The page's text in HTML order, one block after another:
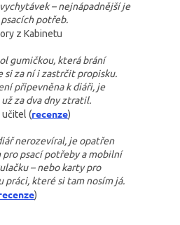
– nejnápadnější je
potřeb.
z Kabinetu
gumičkou, která brání
si za ní i zastrčit propisku.
připevněna k diáři, je
za dva dny ztratil.
učitel (recenze)
nerozevíral, je opatřen
pro psací potřeby a mobilní
– nebo karty pro
práci, které si tam nosím já.
)